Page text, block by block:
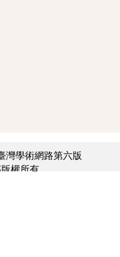
灣學術網路第六版
權所有